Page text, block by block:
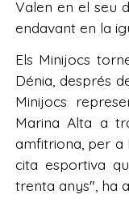
Valen en el seu
endavant en la
Els Minijocs
Dénia, després
Minijocs
Marina Alta a
amfitriona, per a
cita esportiva
trenta anys", ha